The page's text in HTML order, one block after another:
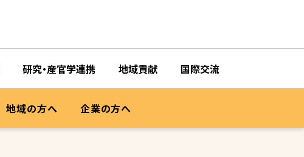
研究・産官学連携 地域貢献 国際交流
地域の方へ 企業の方へ